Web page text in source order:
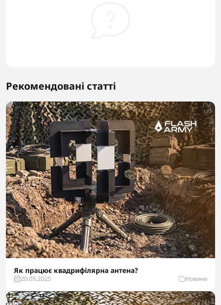
Рекомендовані статті
Як працює квадрифілярна антена?
20.05.2025 Новини